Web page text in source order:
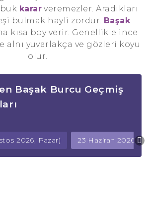
karar veremezler. Aradıkları
bulmak hayli zordur. Başak
kısa boy verir. Genellikle ince
alnı yuvarlakça ve gözleri koyu
olur.
Başak Burcu Geçmiş
2026, Pazar) 23 Haziran 2026,